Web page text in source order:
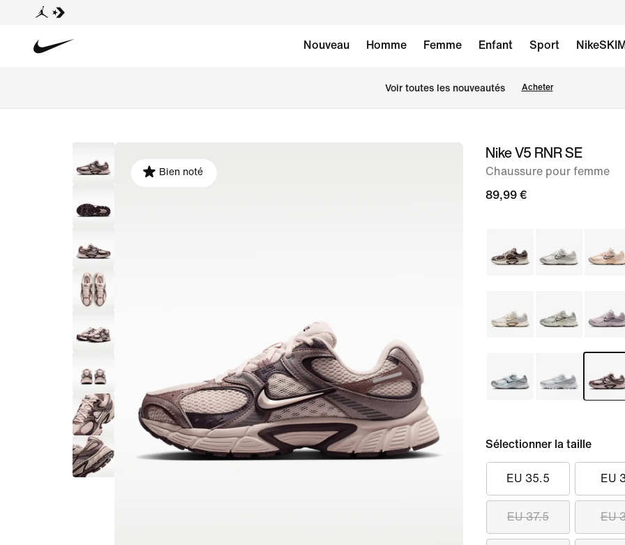
Nouveau Homme Femme Enfant Sport
Voir toutes les nouveautés Acheter
image 1
Bien noté
Nike V5 RNR SE
Chaussure pour femme
89,99 €
Sélectionner la taille
EU 35.5 EU
EU 37.5 EU